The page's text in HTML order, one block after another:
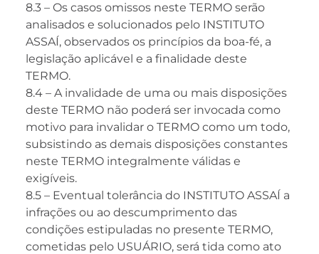
8.3 – Os casos omissos neste TERMO serão
analisados e solucionados pelo INSTITUTO
ASSAÍ, observados os princípios da boa-fé, a
legislação aplicável e a finalidade deste
TERMO.
8.4 – A invalidade de uma ou mais disposições
deste TERMO não poderá ser invocada como
motivo para invalidar o TERMO como um todo,
subsistindo as demais disposições constantes
neste TERMO integralmente válidas e
exigíveis.
8.5 – Eventual tolerância do INSTITUTO ASSAÍ a
infrações ou ao descumprimento das
condições estipuladas no presente TERMO,
cometidas pelo USUÁRIO, será tida como ato